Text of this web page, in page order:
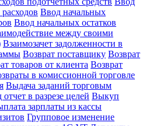
Ввод начальных
Ввод начальных остатков
между своими
Взаимозачет задолженности в
Возврат поставщику Возврат
товаров от клиента Возврат
в комиссионной торговле
Выдача заданий торговым
в разрезе целей Выкуп
зарплаты из кассы
Групповое изменение